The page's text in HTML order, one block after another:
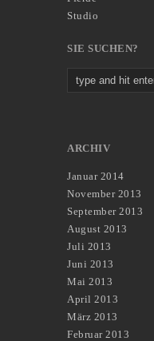
Studio
SIE SUCHEN?
ARCHIV
Januar 2014
November 2013
September 2013
August 2013
Juli 2013
Juni 2013
Mai 2013
April 2013
März 2013
Februar 2013